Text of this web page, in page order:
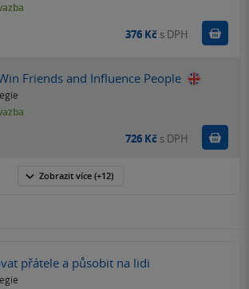
376 Kč s DPH
Friends and Influence People
726 Kč s DPH
Zobrazit více(+12)
přátele a působit na lidi